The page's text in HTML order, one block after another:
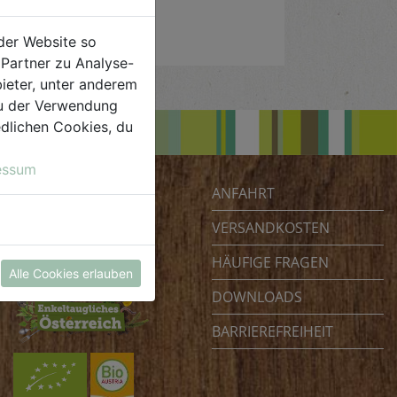
Biohof Achleitner
4070 Eferding
Österreich
ANFAHRT
VERSANDKOSTEN
HÄUFIGE FRAGEN
DOWNLOADS
BARRIEREFREIHEIT
Website so
zu Analyse-
unter anderem
der Verwendung
Cookies, du
Alle Cookies erlauben